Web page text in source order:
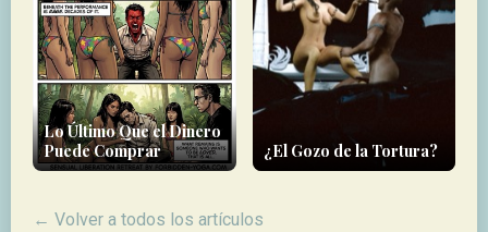
Lo Último Que el Dinero
Puede Comprar
¿El Gozo de la Tortura?
← Volver a todos los artículos